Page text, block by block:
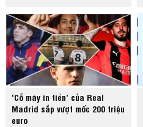
‘Cỗ máy in tiền’ của Real
Madrid sắp vượt mốc 200 triệu
euro